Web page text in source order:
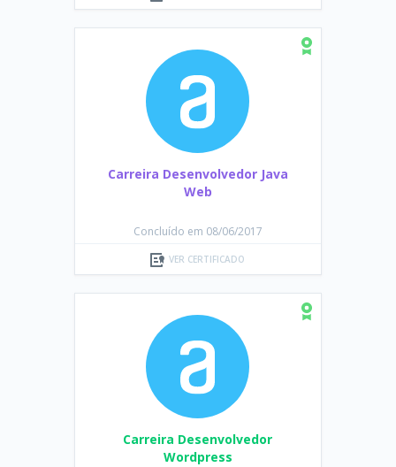
Carreira Desenvolvedor Java
Web
Concluído em 08/06/2017
VER CERTIFICADO
Carreira Desenvolvedor
Wordpress